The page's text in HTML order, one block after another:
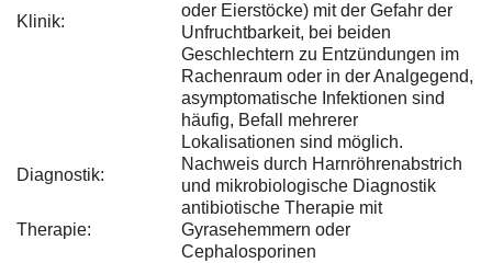
Klinik:
oder Eierstöcke) mit der Gefahr der
Unfruchtbarkeit, bei beiden
Geschlechtern zu Entzündungen im
Rachenraum oder in der Analgegend,
asymptomatische Infektionen sind
häufig, Befall mehrerer
Lokalisationen sind möglich.
Diagnostik:
Nachweis durch Harnröhrenabstrich
und mikrobiologische Diagnostik
Therapie:
antibiotische Therapie mit
Gyrasehemmern oder
Cephalosporinen